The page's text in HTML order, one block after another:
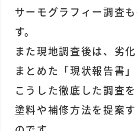
サーモグラフィー調査
す。
また現地調査後は、劣
まとめた「現状報告書」
こうした徹底した調査
塗料や補修方法を提案